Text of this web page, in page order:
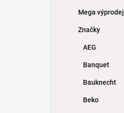
Mega výprodej
Značky
AEG
Banquet
Bauknecht
Beko